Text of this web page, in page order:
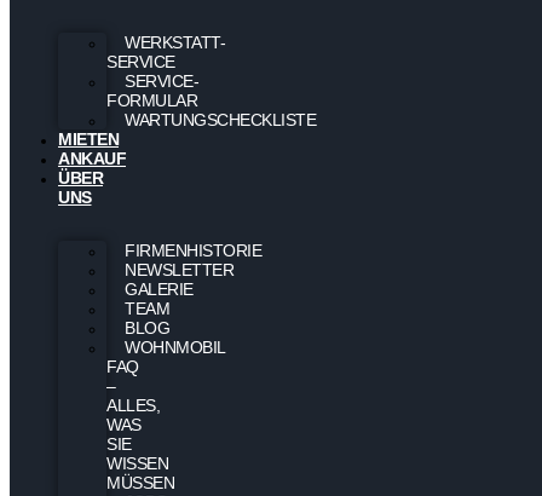
WERKSTATT-
SERVICE
SERVICE-
FORMULAR
WARTUNGSCHECKLISTE
MIETEN
ANKAUF
ÜBER
UNS
FIRMENHISTORIE
NEWSLETTER
GALERIE
TEAM
BLOG
WOHNMOBIL
FAQ
–
ALLES,
WAS
SIE
WISSEN
MÜSSEN